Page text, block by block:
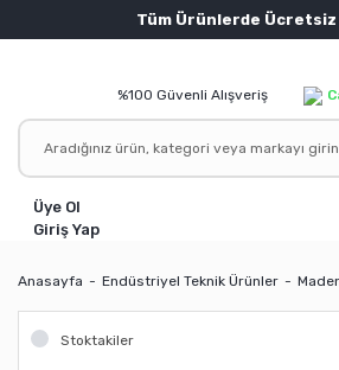
Tüm Ürünlerde Ücretsiz
%100 Güvenli Alışveriş
Üye Ol
Giriş Yap
Anasayfa Endüstriyel Teknik Ürünler
Stoktakiler